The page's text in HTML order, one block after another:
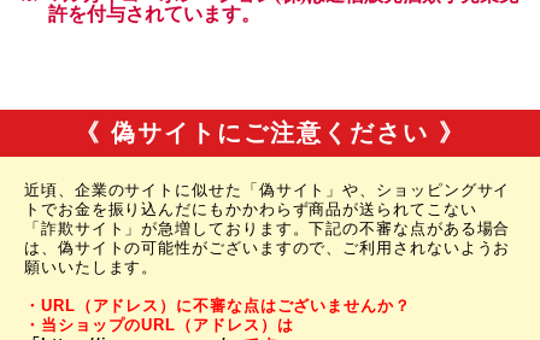
《 偽サイトにご注意ください 》
近頃、企業のサイトに似せた「偽サイト」や、ショッピングサイ
トでお金を振り込んだにもかかわらず商品が送られてこない
「詐欺サイト」が急増しております。下記の不審な点がある場合
は、偽サイトの可能性がございますので、ご利用されないようお
願いいたします。
・URL（アドレス）に不審な点はございませんか？
・当ショップのURL（アドレス）は